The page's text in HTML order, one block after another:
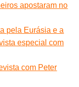
apostaram no
pela Eurásia e a
especial com
com Peter